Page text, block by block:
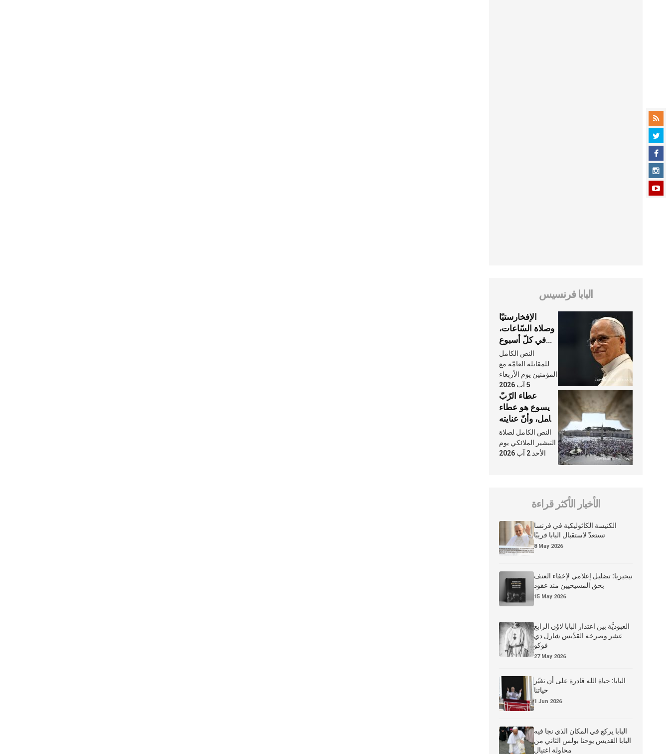
البابا فرنسيس
الإفخارستيّا
وصلاة السّاعات،
في كلّ أسبوع
وكلّ يوم، هما
النَّفَس في حياة
الكنيسة
النص الكامل
للمقابلة العامّة مع
المؤمنين يوم الأربعاء
5 آب 2026
عطاء الرّبّ
يسوع هو عطاء
شامل، وأنّ عنايته
بنا لا تغيب عنّا
أبدًا
النص الكامل لصلاة
التبشير الملائكي يوم
الأحد 2 آب 2026
الأخبار الأكثر قراءة
الكنيسة الكاثوليكية في فرنسا
تستعدّ لاستقبال البابا قريبًا
8 May 2026
نيجيريا: تضليل إعلامي لإخفاء العنف
بحق المسيحيين منذ عقود
15 May 2026
العبوديَّة بين اعتذار البابا لاوُن الرابع
عشر وصرخة القدِّيس شارل دي
فوكو
27 May 2026
البابا: حياة الله قادرة على أن تغيّر
حياتنا
1 Jun 2026
البابا يركع في المكان الذي نجا فيه
البابا القديس يوحنا بولس الثاني من
محاولة اغتيال